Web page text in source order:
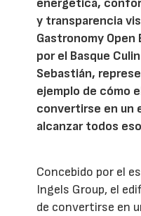
y transparencia
Gastronomy
por el Basque
Sebastián,
ejemplo de cómo
convertirse en un
alcanzar todos
Concebido por el
Ingels Group, el
de convertirse en